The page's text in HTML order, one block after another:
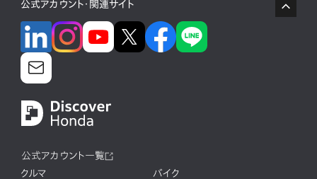
公式アカウント・関連サイト
公式アカウント一覧
クルマ
バイク